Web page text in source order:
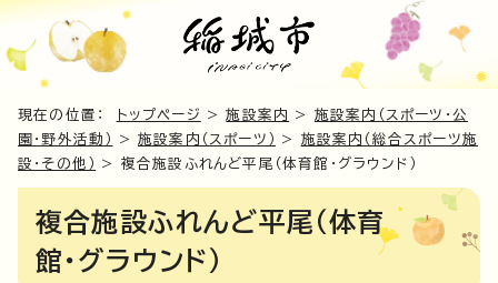
現在の位置： トップページ >施設案内 > 施設案内（スポーツ・公
園・野外活動）
>施設案内（スポーツ） > 施設案内（総合スポーツ施
設・その他）
> 複合施設ふれんど平尾（体育館・グラウンド）
複合施設ふれんど平尾（体育
館・グラウンド）